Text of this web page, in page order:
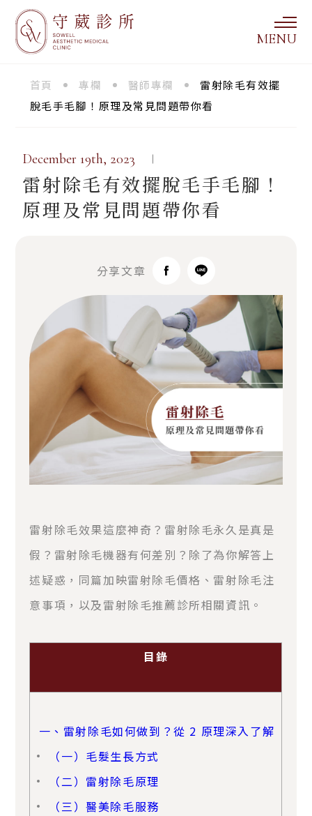
MENU
首頁 / 專欄 / 醫師專欄 /
雷射除毛有效擺
脫毛手毛腳！原理及常見問題帶你看
December 19th, 2023
雷射除毛有效擺脫毛手毛腳！
原理及常見問題帶你看
分享文章
雷射除毛效果這麼神奇？雷射除毛永久是真是
假？雷射除毛機器有何差別？除了為你解答上
述疑惑，同篇加映雷射除毛價格、雷射除毛注
意事項，以及雷射除毛推薦診所相關資訊。
目錄
一、雷射除毛如何做到？從 2 原理深入了解
（一）毛髮生長方式
（二）雷射除毛原理
（三）醫美除毛服務